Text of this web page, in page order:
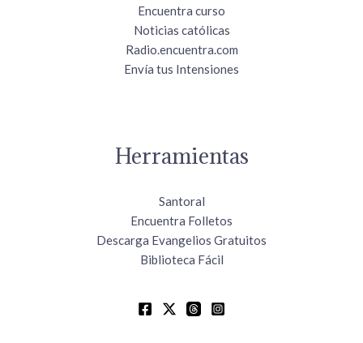
Encuentra curso
Noticias católicas
Radio.encuentra.com
Envía tus Intensiones
Herramientas
Santoral
Encuentra Folletos
Descarga Evangelios Gratuitos
Biblioteca Fácil